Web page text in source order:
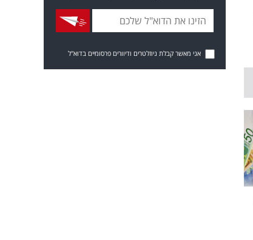
אני מאשר קבלת ניוזלטרים ודיוורים פרסומיים בדוא"ל